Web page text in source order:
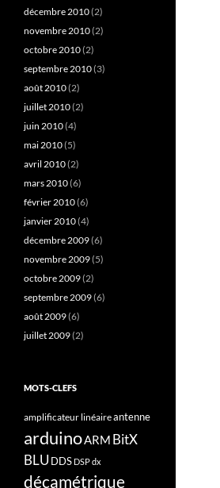
décembre 2010(2)
novembre 2010(2)
octobre 2010(2)
septembre 2010(3)
août 2010(2)
juillet 2010(2)
juin 2010(4)
mai 2010(5)
avril 2010(2)
mars 2010(6)
février 2010(6)
janvier 2010(4)
décembre 2009(6)
novembre 2009(5)
octobre 2009(2)
septembre 2009(6)
août 2009(6)
juillet 2009(2)
MOTS-CLEFS
amplificateur linéaireantenne
arduinoARM BitX
BLU DDS DSPdx
décamétrique